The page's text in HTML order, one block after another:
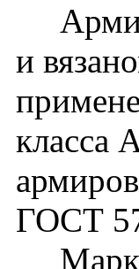
и
класса
ГОСТ
Марки